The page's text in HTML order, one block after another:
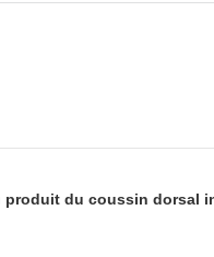
produit du coussin dorsal